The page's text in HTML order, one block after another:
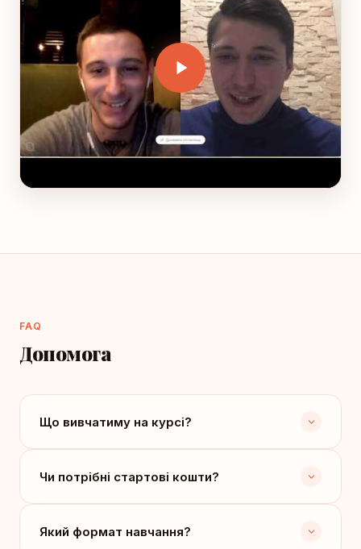
FAQ
Допомога
Що вивчатиму на курсі?
Чи потрібні стартові кошти?
Який формат навчання?